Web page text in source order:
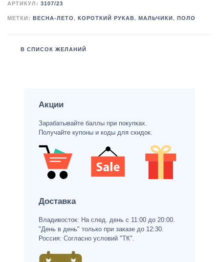
АРТИКУЛ: 3107/23
МЕТКИ: ВЕСНА-ЛЕТО, КОРОТКИЙ РУКАВ, МАЛЬЧИКИ , ПОЛО
В СПИСОК ЖЕЛАНИЙ
Акции
Зарабатывайте баллы при покупках.
Получайте купоны и коды для скидок.
Доставка
Владивосток: На след. день с 11:00 до 20:00.
"День в день" только при заказе до 12:30.
Россия: Согласно условий "ТК".